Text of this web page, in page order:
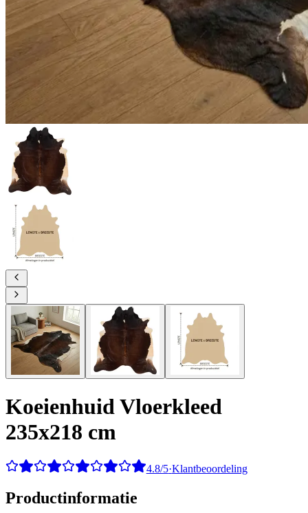
Koeienhuid Vloerkleed
235x218 cm
4.8/5·Klantbeoordeling
Productinformatie